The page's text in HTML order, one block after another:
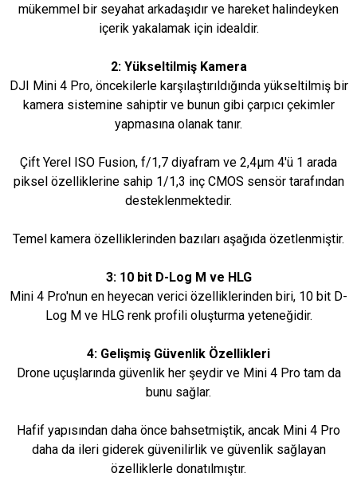
mükemmel bir seyahat arkadaşıdır ve hareket halindeyken
içerik yakalamak için idealdir.
2: Yükseltilmiş Kamera
DJI Mini 4 Pro, öncekilerle karşılaştırıldığında yükseltilmiş bir
kamera sistemine sahiptir ve bunun gibi çarpıcı çekimler
yapmasına olanak tanır.
Çift Yerel ISO Fusion, f/1,7 diyafram ve 2,4μm 4'ü 1 arada
piksel özelliklerine sahip 1/1,3 inç CMOS sensör tarafından
desteklenmektedir.
Temel kamera özelliklerinden bazıları aşağıda özetlenmiştir.
3: 10 bit D-Log M ve HLG
Mini 4 Pro'nun en heyecan verici özelliklerinden biri, 10 bit D-
Log M ve HLG renk profili oluşturma yeteneğidir.
4: Gelişmiş Güvenlik Özellikleri
Drone uçuşlarında güvenlik her şeydir ve Mini 4 Pro tam da
bunu sağlar.
Hafif yapısından daha önce bahsetmiştik, ancak Mini 4 Pro
daha da ileri giderek güvenilirlik ve güvenlik sağlayan
özelliklerle donatılmıştır.